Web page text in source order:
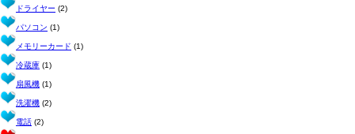
ドライヤー (2)
パソコン (1)
メモリーカード (1)
冷蔵庫 (1)
扇風機 (1)
洗濯機 (2)
電話 (2)